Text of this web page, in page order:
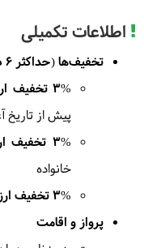
یکشنبه1404/09/02
صبح برای
خواهیم
سافاری با
تماشای
رقص محلی را
خواهد بود.
اطلاعات تکمیلی
تخفیف‌ها (حداکثر 6 درصد)
3% تخفیف ارزی
پیش از تاریخ
3% تخفیف ارزی
خانواده
3% تخفیف ارزی
پرواز و اقامت